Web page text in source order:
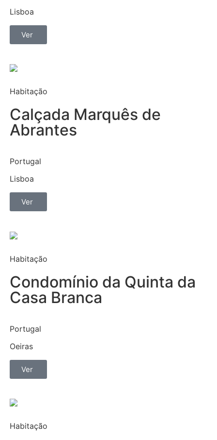
Lisboa
Ver
Habitação
Calçada Marquês de
Abrantes
Portugal
Lisboa
Ver
Habitação
Condomínio da Quinta da
Casa Branca
Portugal
Oeiras
Ver
Habitação